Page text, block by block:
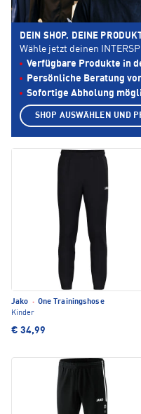
Jako · One Trainingshose
Kinder
€ 34,99
DEIN SHOP. DEINE
Wähle jetzt deinen
Verfügbare Produkte in
Persönliche Beratung
Sofortige Abholung